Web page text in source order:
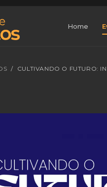
Home
CULTIVANDO O FUTURO: